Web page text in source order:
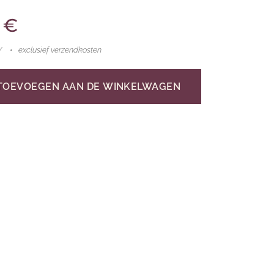
€
exclusief verzendkosten
AAN DE WINKELWAGEN